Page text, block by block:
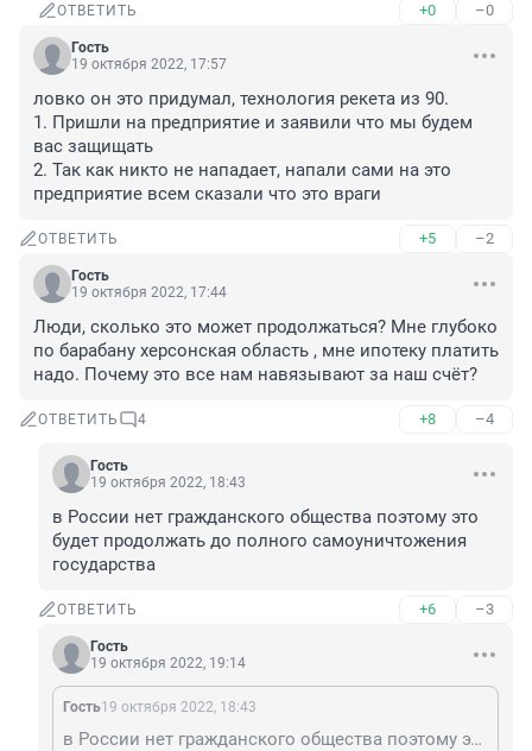
ОТВЕТИТЬ +0 –0
Гость
19 октября 2022, 17:57
ловко он это придумал, технология рекета из 90.
1. Пришли на предприятие и заявили что мы будем
вас защищать
2. Так как никто не нападает, напали сами на это
предприятие всем сказали что это враги
ОТВЕТИТЬ +5 –2
Гость
19 октября 2022, 17:44
Люди, сколько это может продолжаться? Мне глубоко
по барабану херсонская область , мне ипотеку платить
надо. Почему это все нам навязывают за наш счёт?
ОТВЕТИТЬ 4 +8 –4
Гость
19 октября 2022, 18:43
в России нет гражданского общества поэтому это
будет продолжать до полного самоуничтожения
государства
ОТВЕТИТЬ +6 –3
Гость
19 октября 2022, 19:14
Гость19 октября 2022, 18:43
в России нет гражданского общества поэтому это будет продолжать до полного самоуничтожения государства